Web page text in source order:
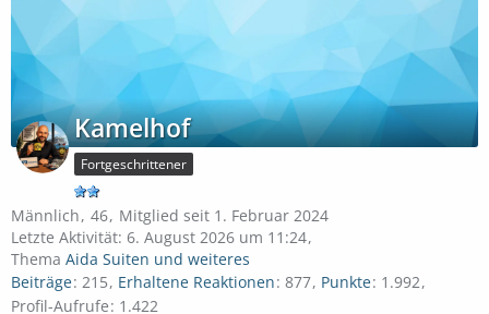
Kamelhof
Fortgeschrittener
Männlich 46 Mitglied seit 1. Februar 2024
Letzte Aktivität: 6. August 2026 um 11:24
Thema Aida Suiten und weiteres
Beiträge 215 Erhaltene Reaktionen 877 Punkte 1.992
Profil-Aufrufe 1.422